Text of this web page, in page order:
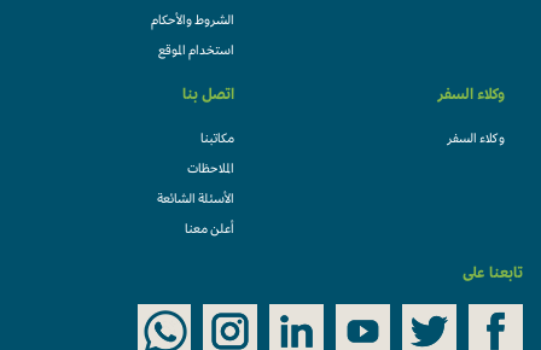
الشروط والأحكام
استخدام الموقع
وكلاء السفر
وكلاء السفر
اتصل بنا
مكاتبنا
الملاحظات
الأسئلة الشائعة
أعلن معنا
تابعنا على